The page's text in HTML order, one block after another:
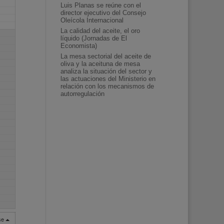
Luis Planas se reúne con el
director ejecutivo del Consejo
Oleícola Internacional
La calidad del aceite, el oro
líquido (Jornadas de El
Economista)
La mesa sectorial del aceite de
oliva y la aceituna de mesa
analiza la situación del sector y
las actuaciones del Ministerio en
relación con los mecanismos de
autorregulación